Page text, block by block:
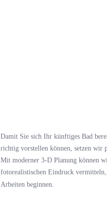
Damit Sie sich Ihr künftiges Bad
richtig vorstellen können, setzen wir
Mit moderner 3-D Planung können
fotorealistischen Eindruck
Arbeiten beginnen.